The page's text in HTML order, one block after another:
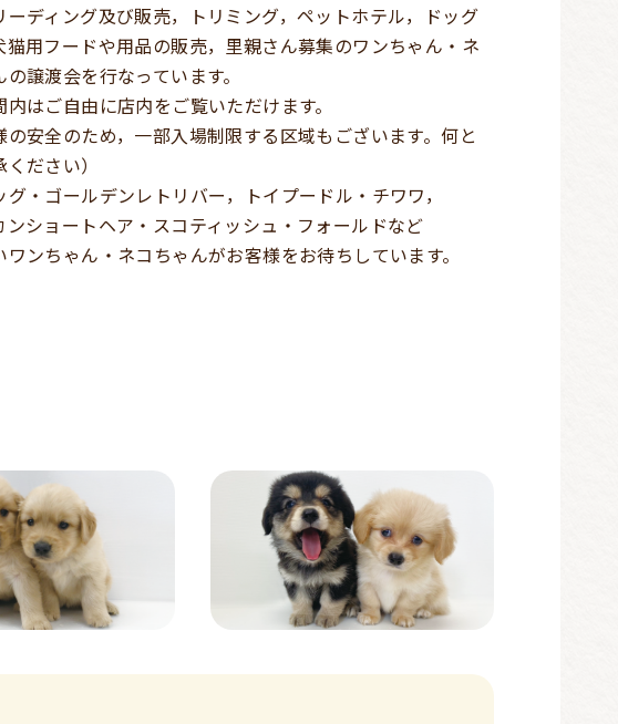
ーディング及び販売，トリミング，ペットホテル，ドッグ
猫用フードや用品の販売，里親さん募集のワンちゃん・ネ
の譲渡会を行なっています。
内はご自由に店内をご覧いただけます。
の安全のため，一部入場制限する区域もございます。何と
ださい）
グ・ゴールデンレトリバー，トイプードル・チワワ，
ンショートヘア・スコティッシュ・フォールドなど
ワンちゃん・ネコちゃんがお客様をお待ちしています。